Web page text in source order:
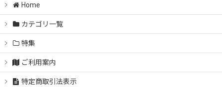
Home
カテゴリ一覧
特集
ご利用案内
特定商取引法表示